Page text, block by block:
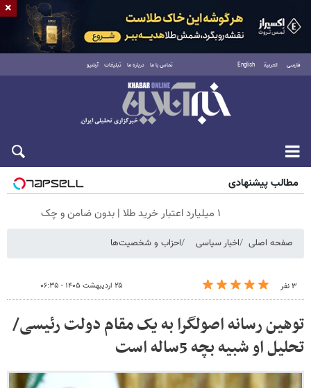
فارسی العربية English تماس با ما درباره ما تبلیغات آرشیو
جمعه ۱۶ مرداد ۱۴۰۵
مطالب پیشنهادی
۱ میلیارد اعتبار خرید طلا | بدون ضامن و چک
صفحه اصلی اخبار سیاسی احزاب و شخصیت‌ها
۳ نفر ۲۵ اردیبهشت ۱۴۰۵ - ۰۶:۳۵
توهین رسانه اصولگرا به یک مقام دولت رئیسی/
تحلیل او شبیه بچه 5ساله است
×